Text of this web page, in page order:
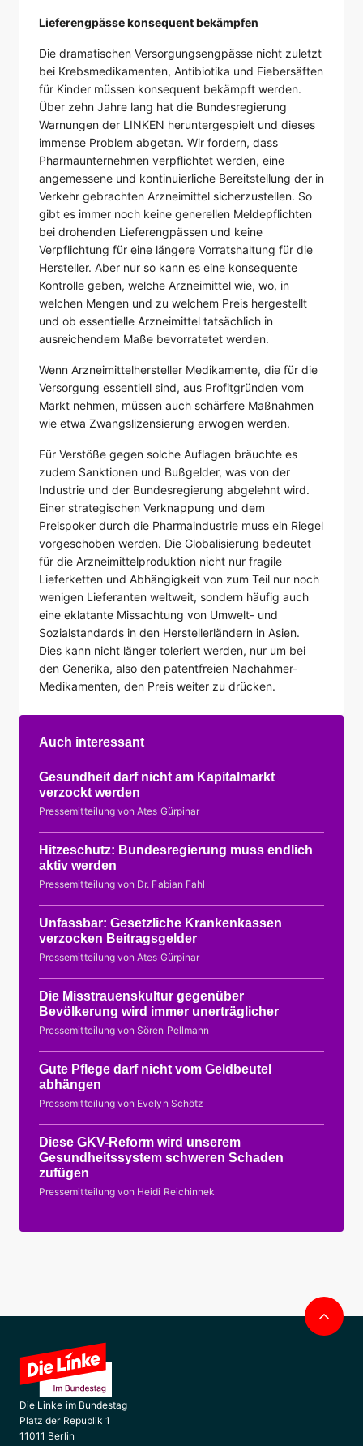
Lieferengpässe konsequent bekämpfen
Die dramatischen Versorgungsengpässe nicht zuletzt
bei Krebsmedikamenten, Antibiotika und Fiebersäften
für Kinder müssen konsequent bekämpft werden.
Über zehn Jahre lang hat die Bundesregierung
Warnungen der LINKEN heruntergespielt und dieses
immense Problem abgetan. Wir fordern, dass
Pharmaunternehmen verpflichtet werden, eine
angemessene und kontinuierliche Bereitstellung der in
Verkehr gebrachten Arzneimittel sicherzustellen. So
gibt es immer noch keine generellen Meldepflichten
bei drohenden Lieferengpässen und keine
Verpflichtung für eine längere Vorratshaltung für die
Hersteller. Aber nur so kann es eine konsequente
Kontrolle geben, welche Arzneimittel wie, wo, in
welchen Mengen und zu welchem Preis hergestellt
und ob essentielle Arzneimittel tatsächlich in
ausreichendem Maße bevorratetet werden.
Wenn Arzneimittelhersteller Medikamente, die für die
Versorgung essentiell sind, aus Profitgründen vom
Markt nehmen, müssen auch schärfere Maßnahmen
wie etwa Zwangslizensierung erwogen werden.
Für Verstöße gegen solche Auflagen bräuchte es
zudem Sanktionen und Bußgelder, was von der
Industrie und der Bundesregierung abgelehnt wird.
Einer strategischen Verknappung und dem
Preispoker durch die Pharmaindustrie muss ein Riegel
vorgeschoben werden. Die Globalisierung bedeutet
für die Arzneimittelproduktion nicht nur fragile
Lieferketten und Abhängigkeit von zum Teil nur noch
wenigen Lieferanten weltweit, sondern häufig auch
eine eklatante Missachtung von Umwelt- und
Sozialstandards in den Herstellerländern in Asien.
Dies kann nicht länger toleriert werden, nur um bei
den Generika, also den patentfreien Nachahmer-
Medikamenten, den Preis weiter zu drücken.
Auch interessant
Gesundheit darf nicht am Kapitalmarkt
verzockt werden
Pressemitteilung von Ates Gürpinar
Hitzeschutz: Bundesregierung muss endlich
aktiv werden
Pressemitteilung von Dr. Fabian Fahl
Unfassbar: Gesetzliche Krankenkassen
verzocken Beitragsgelder
Pressemitteilung von Ates Gürpinar
Die Misstrauenskultur gegenüber
Bevölkerung wird immer unerträglicher
Pressemitteilung von Sören Pellmann
Gute Pflege darf nicht vom Geldbeutel
abhängen
Pressemitteilung von Evelyn Schötz
Diese GKV-Reform wird unserem
Gesundheitssystem schweren Schaden
zufügen
Pressemitteilung von Heidi Reichinnek
Die Linke im Bundestag
Platz der Republik 1
11011 Berlin